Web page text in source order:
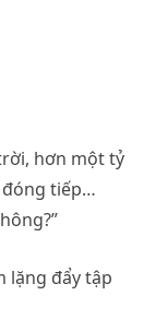
hơn một tỷ
đóng tiếp…
lặng đẩy tập